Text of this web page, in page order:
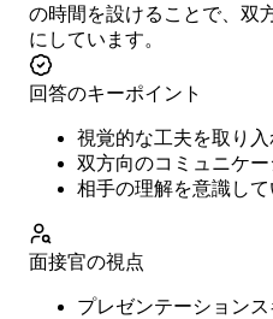
の時間を設けることで、双
にしています。
回答のキーポイント
視覚的な工夫を取り入
双方向のコミュニケ
相手の理解を意識して
面接官の視点
プレゼンテーション